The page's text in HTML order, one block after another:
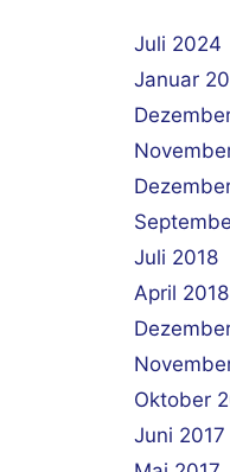
Juli 2024
Januar
Juli 2018
April 2018
Oktober
Juni 2017